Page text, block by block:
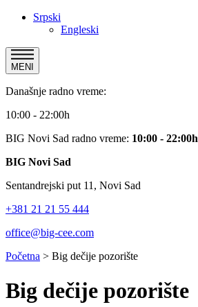
Srpski
Engleski
MENI
Današnje radno vreme:
10:00 - 22:00h
BIG Novi Sad radno vreme: 10:00 - 22:00h
BIG Novi Sad
Sentandrejski put 11, Novi Sad
+381 21 21 55 444
office@big-cee.com
Početna > Big dečije pozorište
Big dečije pozorište